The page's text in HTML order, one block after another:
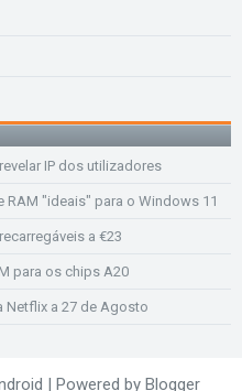
IP dos utilizadores
RAM "ideais" para o Windows 11
a €23
para os chips A20
Netflix a 27 de Agosto
| Powered by Blogger